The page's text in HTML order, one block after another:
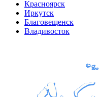
Красноярск
Иркутск
Благовещенск
Владивосток